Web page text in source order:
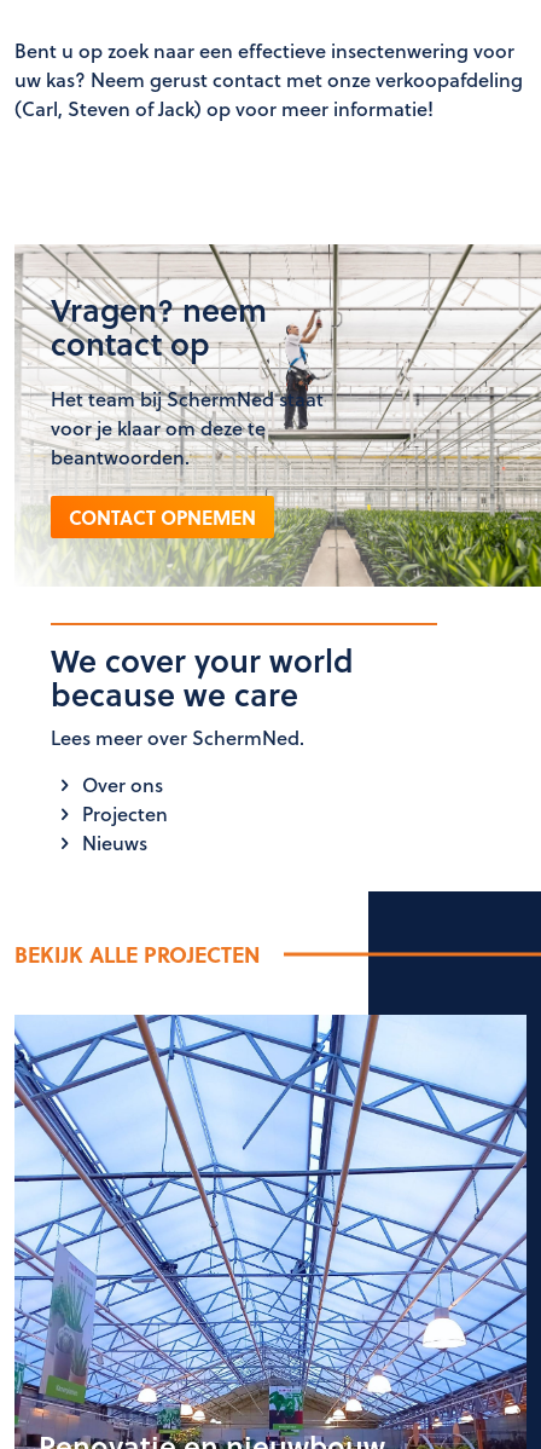
Bent u op zoek naar een effectieve insectenwering voor
uw kas? Neem gerust contact met onze verkoopafdeling
(Carl, Steven of Jack) op voor meer informatie!
Vragen? neem
contact op
Het team bij SchermNed staat
voor je klaar om deze te
beantwoorden.
CONTACT OPNEMEN
We cover your world
because we care
Lees meer over SchermNed.
Over ons
Projecten
Nieuws
BEKIJK ALLE PROJECTEN